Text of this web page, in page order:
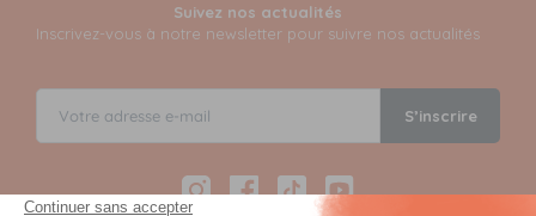
Suivez nos actualités
Inscrivez-vous à notre newsletter pour suivre nos actualités
S’inscrire
InstagramFacebook
TikTokYouTube